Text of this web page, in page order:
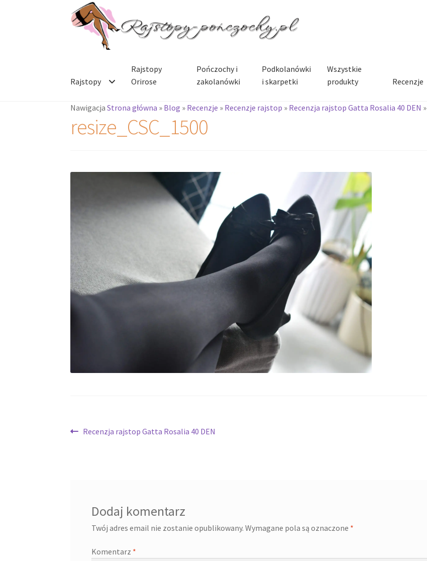
Przejdź
do
nawigacji
Przejdź
do
treści
Rajstopy
Rajstopy
Orirose
Pończochy i
zakolanówki
Podkolanówki
i skarpetki
Wszystkie
produkty
Recenzje
NawigacjaStrona główna » Blog » Recenzje » Recenzje rajstop » Recenzja rajstop Gatta Rosalia 40 DEN »
resize_CSC_1500
Nawigacja
Poprzedni
Recenzja rajstop Gatta Rosalia 40 DEN
Dodaj komentarz
Twój adres email nie zostanie opublikowany. Wymagane pola są oznaczone *
Komentarz *